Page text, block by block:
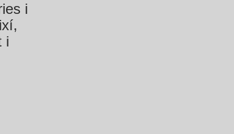
i
i